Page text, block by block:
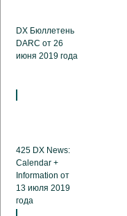
DX Бюллетень
DARC от 26
июня 2019 года
425 DX News:
Calendar +
Information от
13 июля 2019
года